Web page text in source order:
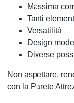
Massima
Tanti
Versatilità
Design
Diverse
Non aspettare,
con la Parete